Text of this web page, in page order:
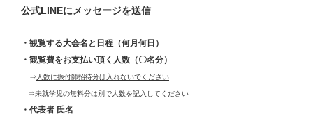
公式LINEにメッセージを送信
・観覧する大会名と日程（何月何日）
・観覧費をお支払い頂く人数（〇名分）
⇒ 人数に振付師招待分は入れないでください
⇒未就学児の無料分は別で人数を記入してください
・代表者 氏名